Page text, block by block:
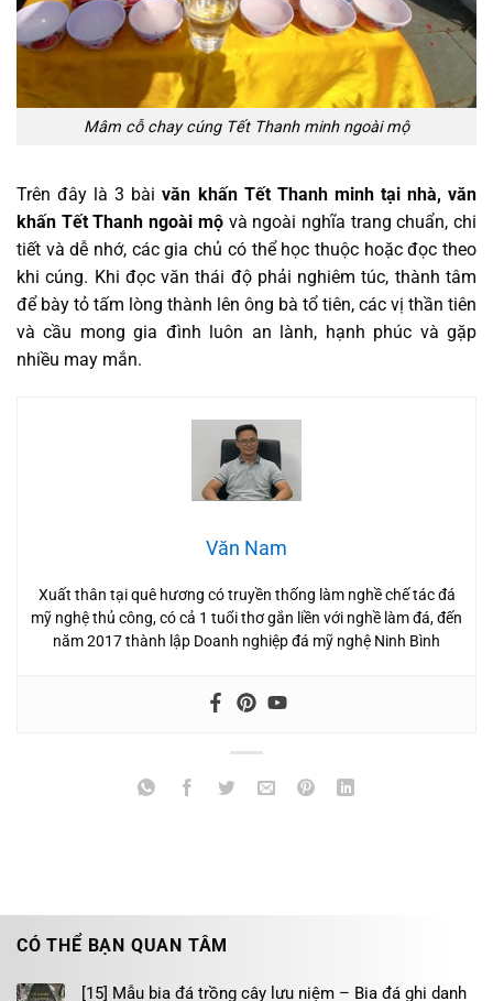
Mâm cỗ chay cúng Tết Thanh minh ngoài mộ
Trên đây là 3 bàivăn khấn Tết Thanh minh tại nhà, văn
khấn Tết Thanh ngoài mộvà ngoài nghĩa trang chuẩn, chi
tiết và dễ nhớ, các gia chủ có thể học thuộc hoặc đọc theo
khi cúng. Khi đọc văn thái độ phải nghiêm túc, thành tâm
để bày tỏ tấm lòng thành lên ông bà tổ tiên, các vị thần tiên
và cầu mong gia đình luôn an lành, hạnh phúc và gặp
nhiều may mắn.
Văn Nam
Xuất thân tại quê hương có truyền thống làm nghề chế tác đá
mỹ nghệ thủ công, có cả 1 tuổi thơ gắn liền với nghề làm đá, đến
năm 2017 thành lập Doanh nghiệp đá mỹ nghệ Ninh Bình
CÓ THỂ BẠN QUAN TÂM
[15] Mẫu bia đá trồng cây lưu niệm – Bia đá ghi danh